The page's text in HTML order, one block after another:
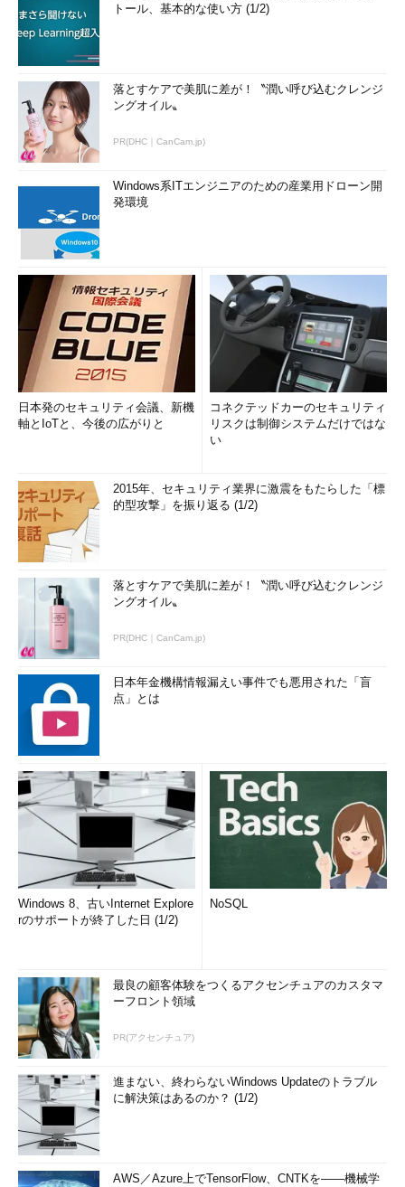
トール、基本的な使い方 (1/2)
落とすケアで美肌に差が！〝潤い呼び込むクレンジ
ングオイル〟
PR(DHC｜CanCam.jp)
Windows系ITエンジニアのための産業用ドローン開
発環境
日本発のセキュリティ会議、新機
軸とIoTと、今後の広がりと
コネクテッドカーのセキュリティ
リスクは制御システムだけではな
い
2015年、セキュリティ業界に激震をもたらした「標
的型攻撃」を振り返る (1/2)
落とすケアで美肌に差が！〝潤い呼び込むクレンジ
ングオイル〟
PR(DHC｜CanCam.jp)
日本年金機構情報漏えい事件でも悪用された「盲
点」とは
Windows 8、古いInternet Explore
rのサポートが終了した日 (1/2)
NoSQL
最良の顧客体験をつくるアクセンチュアのカスタマ
ーフロント領域
PR(アクセンチュア)
進まない、終わらないWindows Updateのトラブル
に解決策はあるのか？ (1/2)
AWS／Azure上でTensorFlow、CNTKを――機械学